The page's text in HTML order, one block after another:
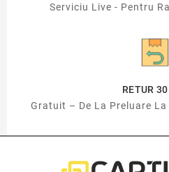
Serviciu Live - Pentru
RETUR
Gratuit – De La Preluare